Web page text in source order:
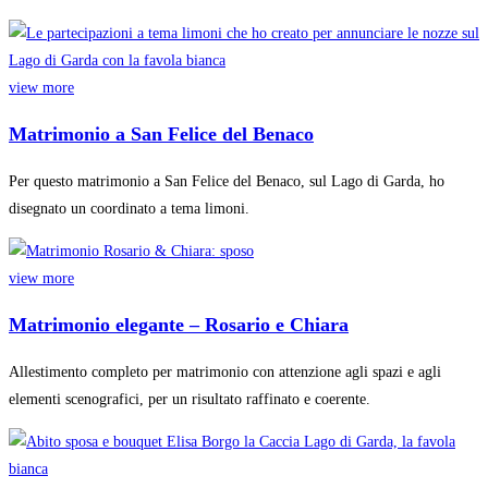
view more
Matrimonio a San Felice del Benaco
Per questo matrimonio a San Felice del Benaco, sul Lago di Garda, ho
disegnato un coordinato a tema limoni.
view more
Matrimonio elegante – Rosario e Chiara
Allestimento completo per matrimonio con attenzione agli spazi e agli
elementi scenografici, per un risultato raffinato e coerente.